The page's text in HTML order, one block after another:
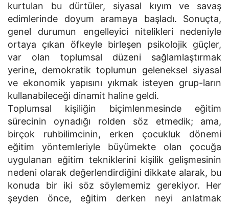
kurtulan bu dürtüler, siyasal kıyım ve savaş
edimlerinde doyum aramaya başladı. Sonuçta,
genel durumun engelleyici nitelikleri nedeniyle
ortaya çıkan öfkeyle birleşen psikolojik güçler,
var olan toplumsal düzeni sağlamlaştırmak
yerine, demokratik toplumun geleneksel siyasal
ve ekonomik yapısını yıkmak isteyen grup-ların
kullanabileceği dinamit haline geldi.
Toplumsal kişiliğin biçimlenmesinde eğitim
sürecinin oynadığı rolden söz etmedik; ama,
birçok ruhbilimcinin, erken çocukluk dönemi
eğitim yöntemleriyle büyümekte olan çocuğa
uygulanan eğitim tekniklerini kişilik gelişmesinin
nedeni olarak değerlendirdiğini dikkate alarak, bu
konuda bir iki söz söylememiz gerekiyor. Her
şeyden önce, eğitim derken neyi anlatmak